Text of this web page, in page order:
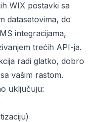
WIX postavki sa
datasetovima, do
integracijama,
trećih API-ja.
radi glatko, dobro
vašim rastom.
uključuju: